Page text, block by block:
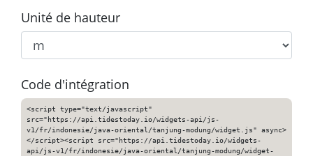
Unité de hauteur
Code d'intégration
<script type="text/javascript"
src="https://api.tidestoday.io/widgets-api/js-
v1/fr/indonesie/java-oriental/tanjung-modung/widget.js" async>
</script><script src="https://api.tidestoday.io/widgets-
api/js-v1/fr/indonesie/java-oriental/tanjung-modung/widget-